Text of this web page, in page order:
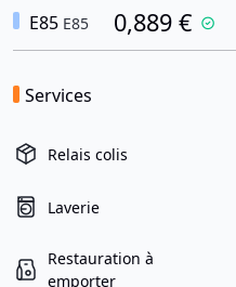
E85 E85 0,889 €
Services
Relais colis
Laverie
Restauration à
emporter